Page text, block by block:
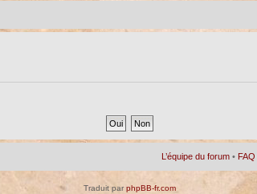
L’équipe du forum • FAQ
Traduit parphpBB-fr.com